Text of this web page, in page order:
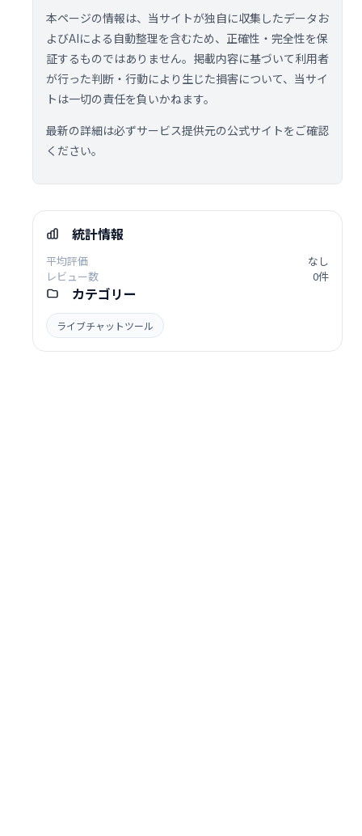
本ページの情報は、当サイトが独自に収集したデータお
よびAIによる自動整理を含むため、正確性・完全性を保
証するものではありません。掲載内容に基づいて利用者
が行った判断・行動により生じた損害について、当サイ
トは一切の責任を負いかねます。
最新の詳細は必ずサービス提供元の公式サイトをご確認
ください。
統計情報
平均評価
なし
レビュー数
0件
カテゴリー
ライブチャットツール